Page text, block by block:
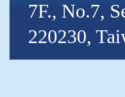
7F., No.7,
220230,